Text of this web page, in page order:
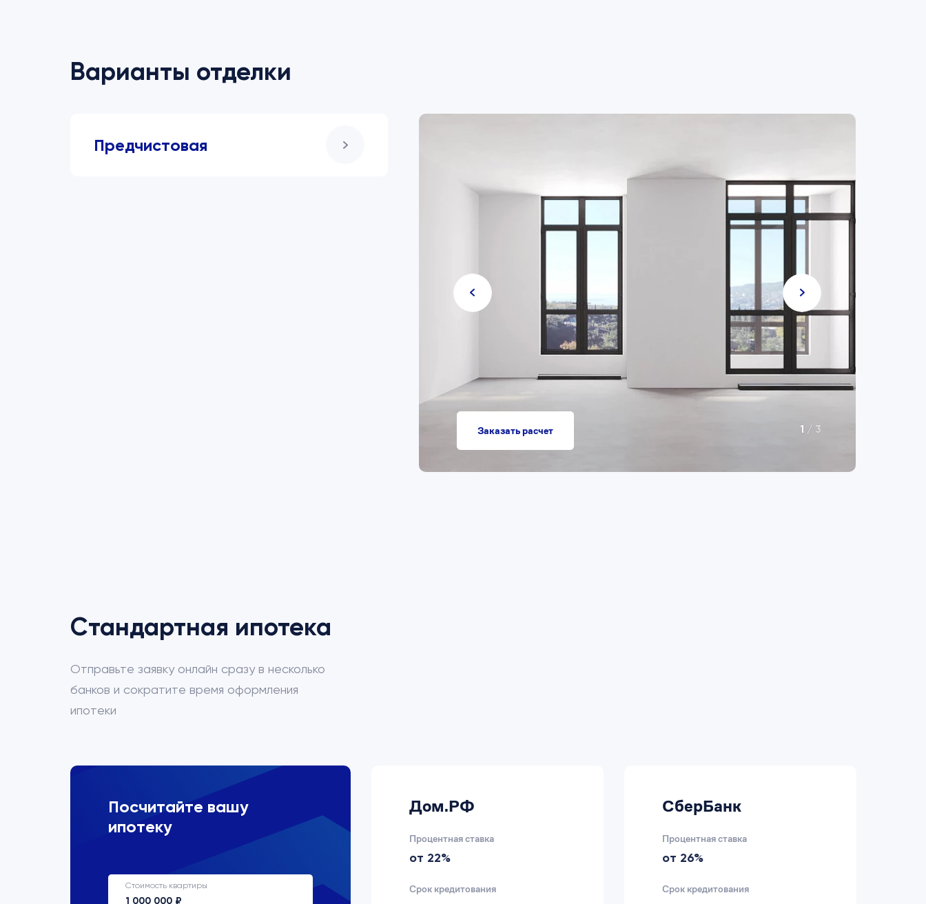
Варианты отделки
Предчистовая
1 / 3
Заказать расчет
Стандартная ипотека
Отправьте заявку онлайн сразу в несколько
банков и сократите время оформления
ипотеки
Посчитайте вашу
ипотеку
Стоимость квартиры
ВТБ
Процентная ставка
Срок кредитования
Дом.РФ
Процентная ставка
от 22%
Срок кредитования
СберБанк
Процентная ставка
от 26%
Срок кредитования